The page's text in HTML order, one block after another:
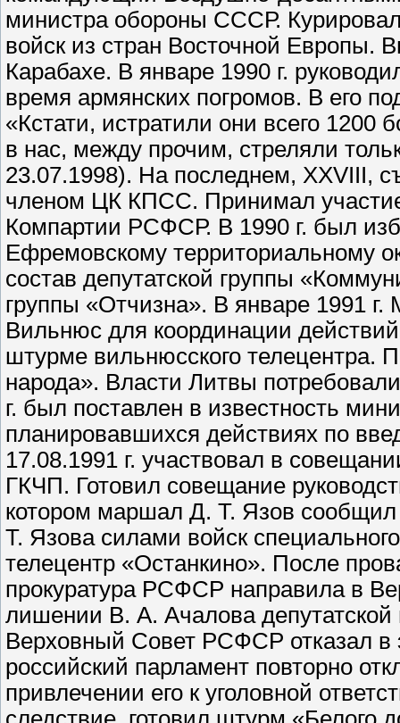
министра обороны СССР.
войск из стран Восточной Европы.
Карабахе. В январе 1990 г.
время армянских погромов. В его
«Кстати, истратили они всего
в нас, между прочим, стреляли
23.07.1998). На последнем, XXVIII,
членом ЦК КПСС. Принимал участие
Компартии РСФСР. В 1990 г. был
Ефремовскому территориальному
состав депутатской группы
группы «Отчизна». В январе 1991
Вильнюс для координации
штурме вильнюсского телецентра.
народа». Власти Литвы
г. был поставлен в известность
планировавшихся действиях по
17.08.1991 г. участвовал в
ГКЧП. Готовил совещание
котором маршал Д. Т. Язов сообщил
Т. Язова силами войск
телецентр «Останкино». После
прокуратура РСФСР направила в
лишении В. А. Ачалова депутатской
Верховный Совет РСФСР отказал в
российский парламент повторно
привлечении его к уголовной